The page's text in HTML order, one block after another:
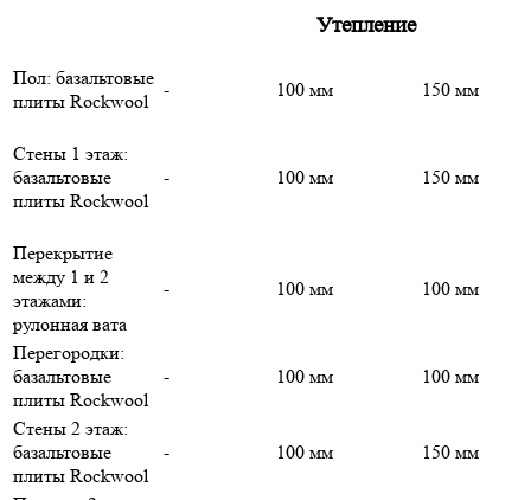
Утепление
Пол: базальтовые
плиты Rockwool
- 100 мм 150 мм
Стены 1 этаж:
базальтовые
плиты Rockwool
- 100 мм 150 мм
Перекрытие
между 1 и 2
этажами:
рулонная вата
- 100 мм 100 мм
Перегородки:
базальтовые
плиты Rockwool
- 100 мм 100 мм
Стены 2 этаж:
базальтовые
плиты Rockwool
- 100 мм 150 мм